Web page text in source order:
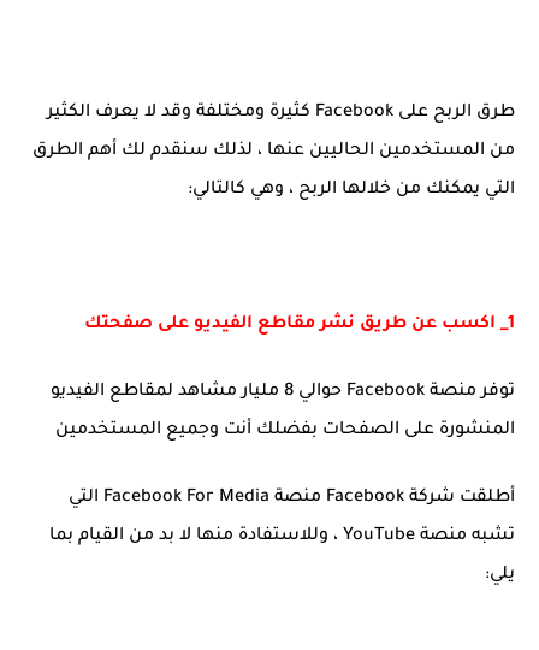
طرق الربح على Facebook كثيرة ومختلفة وقد لا يعرف الكثير
من المستخدمين الحاليين عنها ، لذلك سنقدم لك أهم الطرق
التي يمكنك من خلالها الربح ، وهي كالتالي:
1_ اكسب عن طريق نشر مقاطع الفيديو على صفحتك
توفر منصة Facebook حوالي 8 مليار مشاهد لمقاطع الفيديو
المنشورة على الصفحات بفضلك أنت وجميع المستخدمين
أطلقت شركة Facebook منصة Facebook For Media التي
تشبه منصة YouTube ، وللاستفادة منها لا بد من القيام بما
يلي: